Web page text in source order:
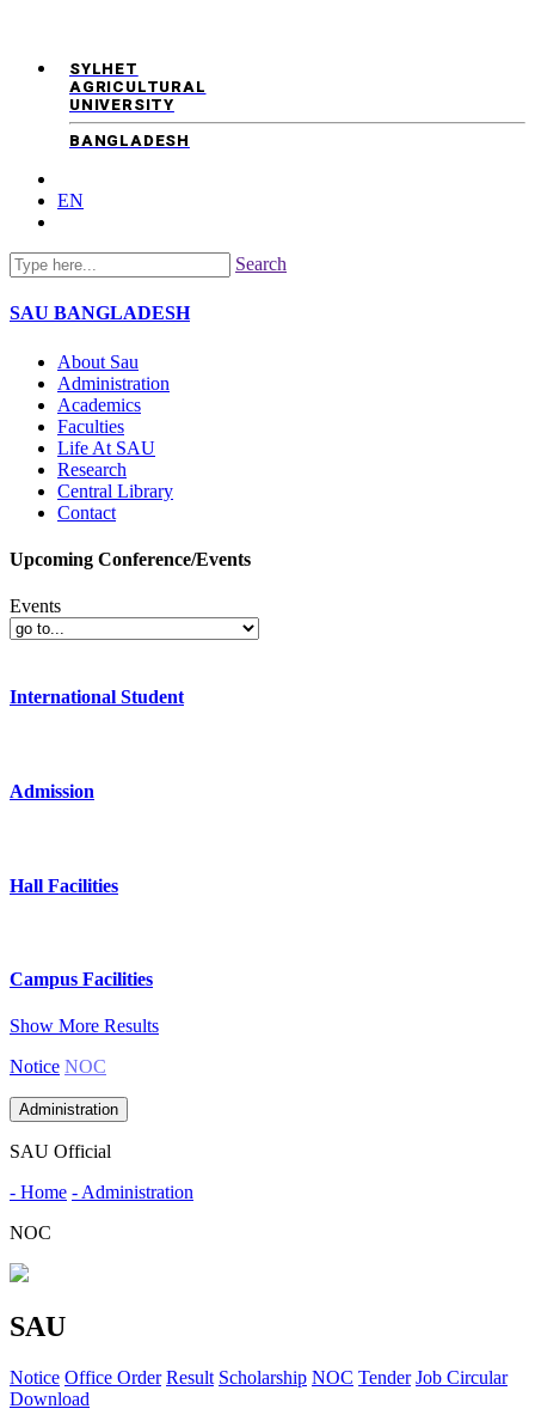
SYLHET
AGRICULTURAL
UNIVERSITY
BANGLADESH
EN
Search
SAU BANGLADESH
About Sau
Administration
Academics
Faculties
Life At SAU
Research
Central Library
Contact
Upcoming Conference/Events
Events
International Student
Admission
Hall Facilities
Campus Facilities
Show More Results
Notice NOC
Administration
SAU Official
- Home - Administration
NOC
SAU
Notice Office Order Result Scholarship NOC Tender Job Circular
Download